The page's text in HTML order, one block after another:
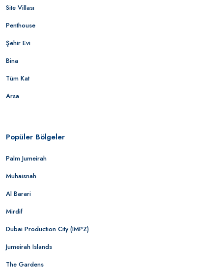
Site Villası
Penthouse
Şehir Evi
Bina
Tüm Kat
Arsa
Popüler Bölgeler
Palm Jumeirah
Muhaisnah
Al Barari
Mirdif
Dubai Production City (IMPZ)
Jumeirah Islands
The Gardens